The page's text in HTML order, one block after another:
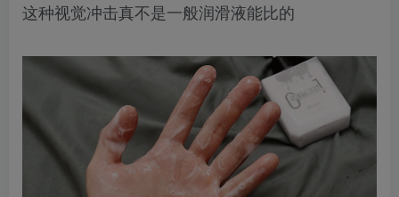
这种视觉冲击真不是一般润滑液能比的